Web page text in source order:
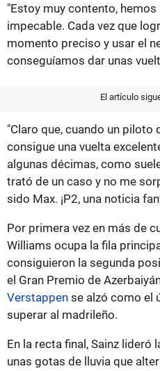
"Estoy muy contento,
impecable. Cada vez que
momento preciso y usar el
conseguíamos dar unas
El artículo
"Claro que, cuando un piloto
consigue una vuelta
algunas décimas, como
trató de un caso y no me
sido Max. ¡P2, una noticia
Por primera vez en más de
Williams ocupa la fila
consiguieron la segunda
el Gran Premio de
Verstappen se alzó como el
superar al madrileño.
En la recta final, Sainz lideró
unas gotas de lluvia que